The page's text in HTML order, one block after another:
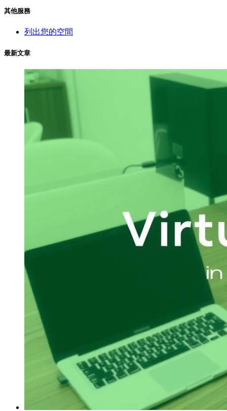
其他服務
列出您的空間
最新文章